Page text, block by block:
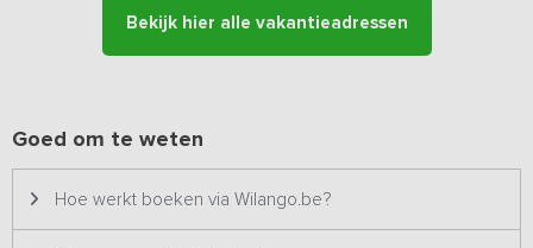
andere kamers delen een badkamer met douche, toilet en
wastafel. Iedere slaapkamer heeft een eigen thema en is origineel
tafeltennistafel en is er een grote trampoline met veilig vangnet
aanwezig.
Bekijk hier alle vakantieadressen
Goed om te weten
Hoe werkt boeken via Wilango.be?